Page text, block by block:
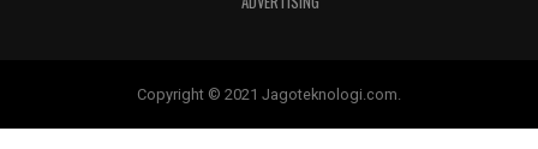
Copyright © 2021 Jagoteknologi.com.